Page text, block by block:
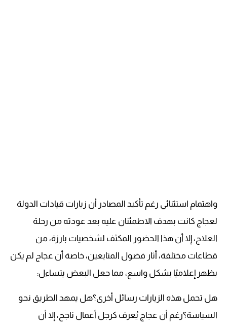
واهتمام استثنائي رغم تأكيد المصادر أن زيارات قيادات الدولة
لعجاج كانت بهدف الاطمئنان عليه بعد عودته من رحلة
العلاج، إلا أن هذا الحضور المكثف لشخصيات بارزة، من
قطاعات مختلفة، أثار فضول المتابعين، خاصة أن عجاج لم يكن
يظهر إعلاميًا بشكل واسع، مما جعل البعض يتساءل:
هل تحمل هذه الزيارات رسائل أخرى؟هل يمهد الطريق نحو
السياسة؟رغم أن عجاج يُعرف كرجل أعمال ناجح، إلا أن